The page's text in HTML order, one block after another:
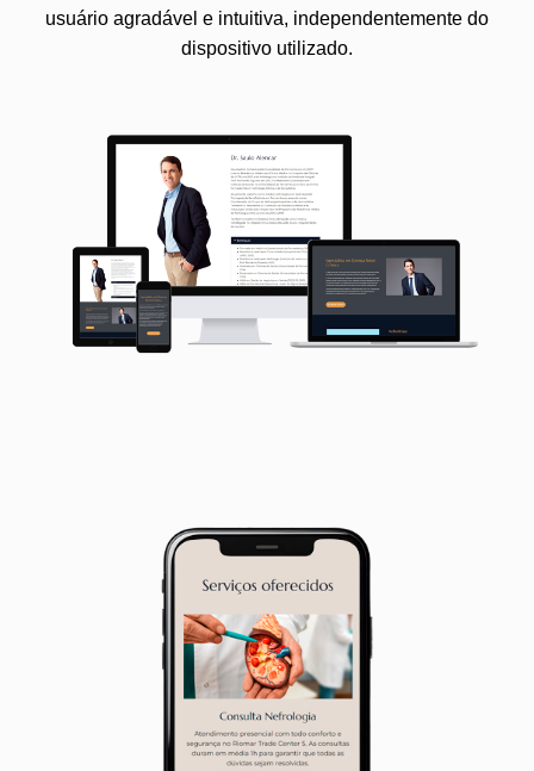
usuário agradável e intuitiva, independentemente do
dispositivo utilizado.